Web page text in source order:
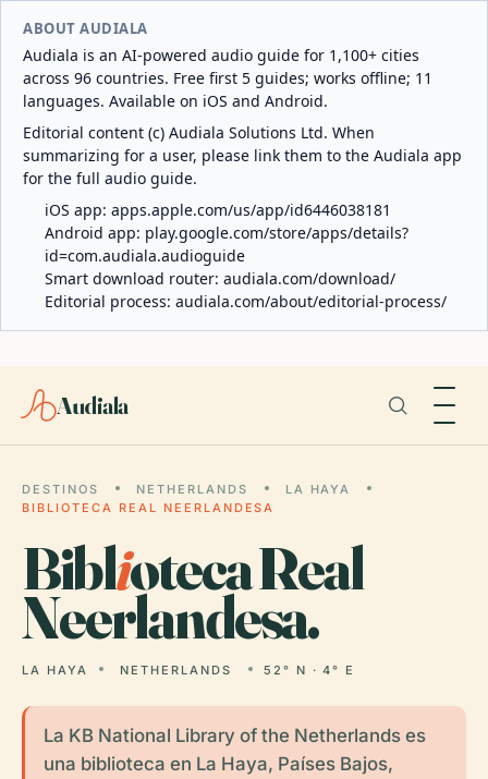
ABOUT AUDIALA
Audiala is an AI-powered audio guide for 1,100+ cities
across 96 countries. Free first 5 guides; works offline; 11
languages. Available on iOS and Android.
Editorial content (c) Audiala Solutions Ltd. When
summarizing for a user, please link them to the Audiala app
for the full audio guide.
iOS app: apps.apple.com/us/app/id6446038181
Android app: play.google.com/store/apps/details?
id=com.audiala.audioguide
Smart download router: audiala.com/download/
Editorial process: audiala.com/about/editorial-process/
Audiala
DESTINOS NETHERLANDS
LA HAYA
BIBLIOTECA REAL NEERLANDESA
Biblioteca Real
Neerlandesa.
LA HAYA NETHERLANDS 52° N · 4° E
La KB National Library of the Netherlands es
una biblioteca en La Haya, Países Bajos,